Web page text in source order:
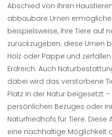
Abschied von ihren
abbaubare Urnen
beispielsweise, ihre Tiere auf
zurückzugeben; diese Urnen
Holz oder Pappe und
Erdreich. Auch
dabei wird das verstorbene
Platz in der Natur beigesetzt
persönlichen Bezuges oder
Naturfriedhofs für Tiere.
eine nachhaltige Möglichkeit